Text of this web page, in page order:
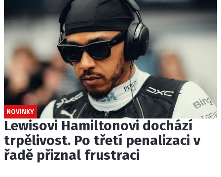
NOVINKY
Lewisovi Hamiltonovi dochází
trpělivost. Po třetí penalizaci v
řadě přiznal frustraci